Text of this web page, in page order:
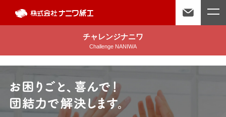
チャレンジナニワ
Challenge NANIWA